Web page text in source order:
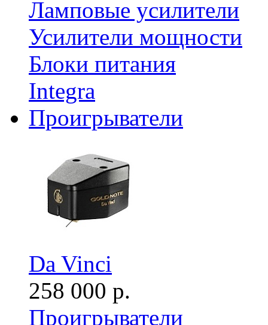
Ламповые усилители
Усилители мощности
Блоки питания
Integra
Проигрыватели
Da Vinci
258 000 р.
Проигрыватели